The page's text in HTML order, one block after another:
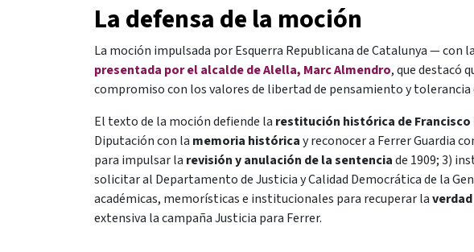
La defensa de la moción
La moción impulsada por Esquerra Republicana de Catalunya — con
presentada por el alcalde de Alella, Marc Almendro, que destacó
compromiso con los valores de libertad de pensamiento y tolerancia
El texto de la moción defiende la restitución histórica de Francisco
Diputación con la memoria históricay reconocer a Ferrer Guardia
para impulsar la revisión y anulación de la sentenciade 1909; 3)
solicitar al Departamento de Justicia y Calidad Democrática de la
académicas, memorísticas e institucionales para recuperar la
extensiva la campaña Justicia para Ferrer.